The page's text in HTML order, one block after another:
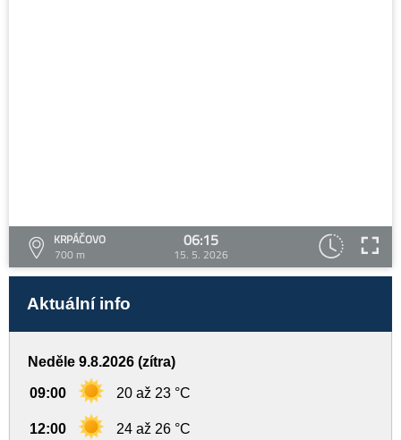
KRPÁČOVO
700 m
06:15
15. 5. 2026
Aktuální info
Neděle 9.8.2026 (zítra)
09:00 20 až 23 °C
12:00 24 až 26 °C